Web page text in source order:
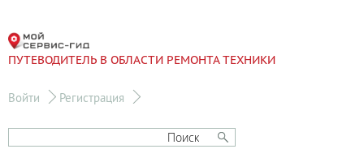
ПУТЕВОДИТЕЛЬ В ОБЛАСТИ РЕМОНТА ТЕХНИКИ
Войти Регистрация